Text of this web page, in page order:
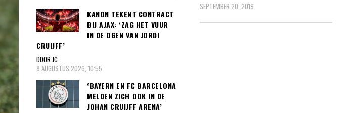
SEPTEMBER 20, 2019
KANON TEKENT CONTRACT
BIJ AJAX: ‘ZAG HET VUUR
IN DE OGEN VAN JORDI
CRUIJFF’
DOOR JC
8 AUGUSTUS 2026, 10:55
‘BAYERN EN FC BARCELONA
MELDEN ZICH OOK IN DE
JOHAN CRUIJFF ARENA’